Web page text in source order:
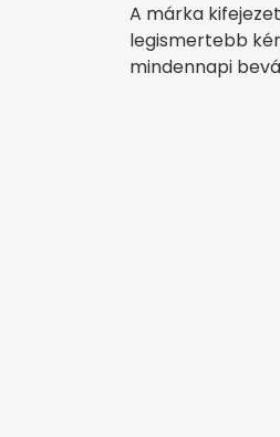
A márka
legismertebb
mindennapi